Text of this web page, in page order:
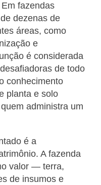
fazendas
dezenas de
áreas, como
e
é considerada
de todo
conhecimento
planta e solo
administra um
é a
A fazenda
valor — terra,
de insumos e